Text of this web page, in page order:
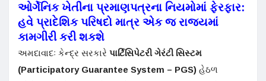
ઓર્ગેનિક ખેતીના પ્રમાણપત્રના નિયમોમાં ફેરફાર:
હવે પ્રાદેશિક પરિષદો માત્ર એક જ રાજ્યમાં
કામગીરી કરી શકશે
અમદાવાદઃ કેન્દ્ર સરકારે પાર્ટિસિપેટરી ગેરંટી સિસ્ટમ
(Participatory Guarantee System – PGS) હેઠળ